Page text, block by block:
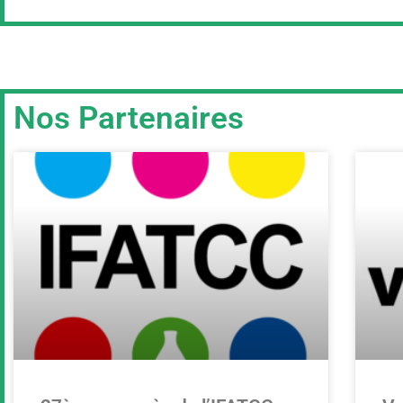
Nos Partenaires